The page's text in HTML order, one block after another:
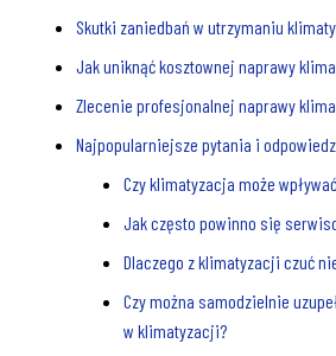
Skutki zaniedbań w utrzymaniu
Jak uniknąć kosztownej naprawy
Zlecenie profesjonalnej naprawy
Najpopularniejsze pytania i
Czy klimatyzacja może
Jak często powinno się
Dlaczego z klimatyzacji czuć
Czy można samodzielnie
w klimatyzacji?